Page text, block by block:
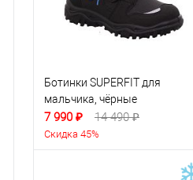
Ботинки SUPERFIT для
мальчика, чёрные
7 990 ₽ 14 490 ₽
Скидка 45%